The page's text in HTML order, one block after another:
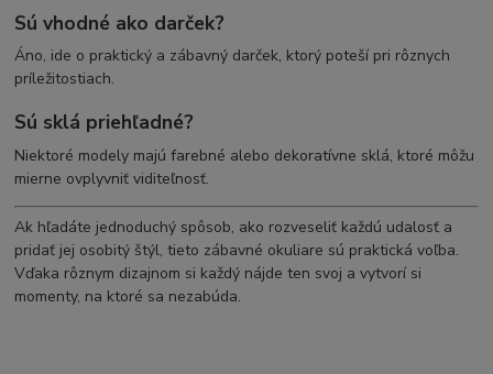
Sú vhodné ako darček?
Áno, ide o praktický a zábavný darček, ktorý poteší pri rôznych
príležitostiach.
Sú sklá priehľadné?
Niektoré modely majú farebné alebo dekoratívne sklá, ktoré môžu
mierne ovplyvniť viditeľnosť.
Ak hľadáte jednoduchý spôsob, ako rozveseliť každú udalosť a
pridať jej osobitý štýl, tieto zábavné okuliare sú praktická voľba.
Vďaka rôznym dizajnom si každý nájde ten svoj a vytvorí si
momenty, na ktoré sa nezabúda.